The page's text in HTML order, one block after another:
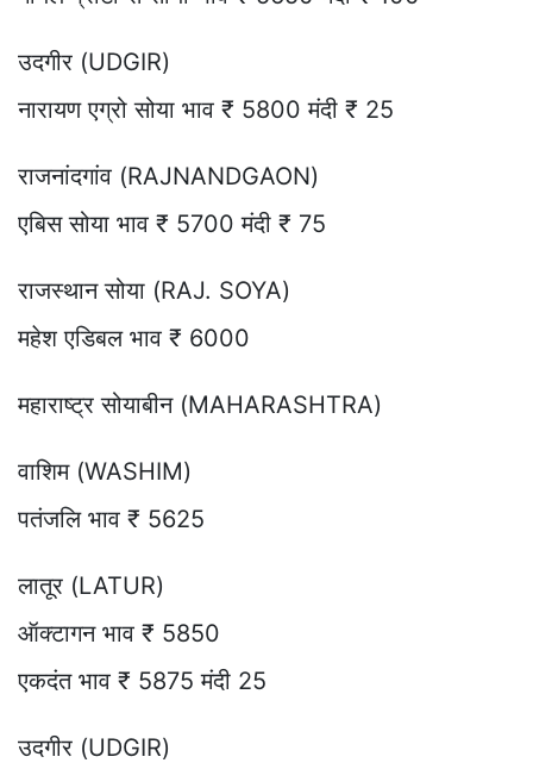
उदगीर (UDGIR)
नारायण एग्रो सोया भाव ₹ 5800 मंदी ₹ 25
राजनांदगांव (RAJNANDGAON)
एबिस सोया भाव ₹ 5700 मंदी ₹ 75
राजस्थान सोया (RAJ. SOYA)
महेश एडिबल भाव ₹ 6000
महाराष्ट्र सोयाबीन (MAHARASHTRA)
वाशिम (WASHIM)
पतंजलि भाव ₹ 5625
लातूर (LATUR)
ऑक्टागन भाव ₹ 5850
एकदंत भाव ₹ 5875 मंदी 25
उदगीर (UDGIR)